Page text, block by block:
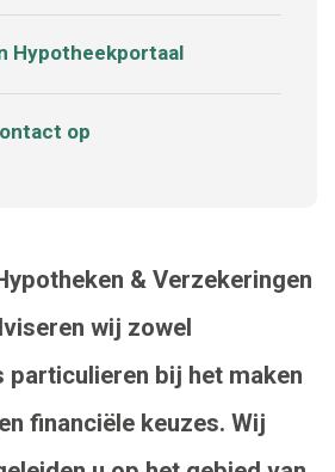
Hypotheekportaal
op
& Verzekeringen
wij zowel
particulieren bij het maken
financiële keuzes. Wij